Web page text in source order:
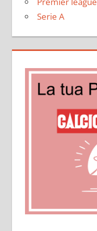
Serie A